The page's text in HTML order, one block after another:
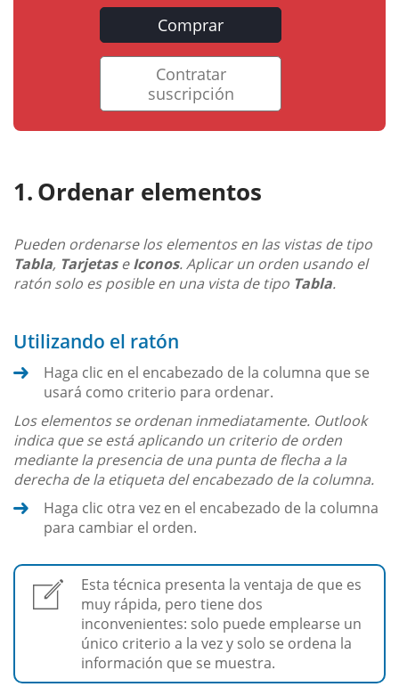
Comprar
Contratar
suscripción
Ordenar elementos
Pueden ordenarse los elementos en las vistas de tipo
Tabla, TarjetaseIconos. Aplicar un orden usando el
ratón solo es posible en una vista de tipo Tabla.
Utilizando el ratón
Haga clic en el encabezado de la columna que se
usará como criterio para ordenar.
Los elementos se ordenan inmediatamente. Outlook
indica que se está aplicando un criterio de orden
mediante la presencia de una punta de flecha a la
derecha de la etiqueta del encabezado de la columna.
Haga clic otra vez en el encabezado de la columna
para cambiar el orden.
Esta técnica presenta la ventaja de que es
muy rápida, pero tiene dos
inconvenientes: solo puede emplearse un
único criterio a la vez y solo se ordena la
información que se muestra.